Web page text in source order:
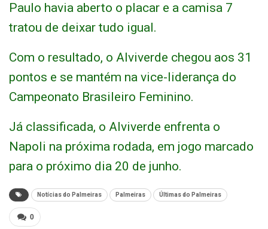
Paulo havia aberto o placar e a camisa 7
tratou de deixar tudo igual.
Com o resultado, o Alviverde chegou aos 31
pontos e se mantém na vice-liderança do
Campeonato Brasileiro Feminino.
Já classificada, o Alviverde enfrenta o
Napoli na próxima rodada, em jogo marcado
para o próximo dia 20 de junho.
Notícias do Palmeiras Palmeiras Últimas do Palmeiras
0